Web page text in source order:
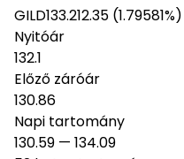
GILD133.212.35 (1.79581%)
Nyitóár
132.1
Előző záróár
130.86
Napi tartomány
130.59 — 134.09